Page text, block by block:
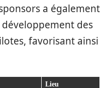
a également
des
favorisant ainsi
Lieu